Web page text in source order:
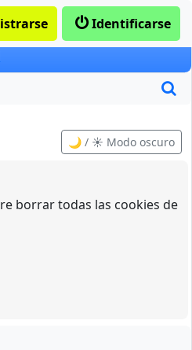
Identificarse
🌙 / ☀️ Modo oscuro
borrar todas las cookies de